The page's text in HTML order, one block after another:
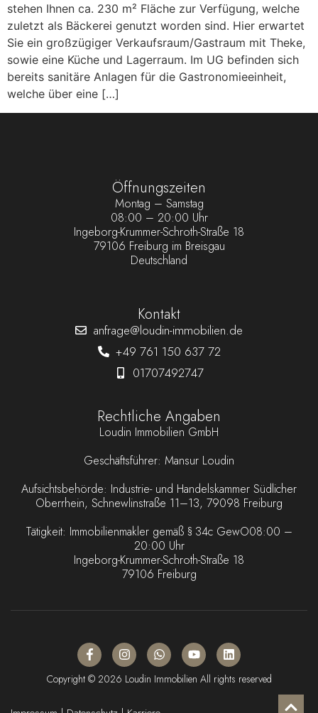
stehen Ihnen ca. 230 m² Fläche zur Verfügung, welche
zuletzt als Bäckerei genutzt worden sind. Hier erwartet
Sie ein großzügiger Verkaufsraum/Gastraum mit Theke,
sowie eine Küche und Lagerraum. Im UG befinden sich
bereits sanitäre Anlagen für die Gastronomieeinheit,
welche über eine […]
Öffnungszeiten
Montag – Samstag
08:00 – 20:00 Uhr
Ingeborg-Krummer-Schroth-Straße 18
79106 Freiburg im Breisgau
Deutschland
Kontakt
anfrage@loudin-immobilien.de
+49 761 150 637 72
01707492747
Rechtliche Angaben
Loudin Immobilien GmbH
Geschäftsführer: Mansur Loudin
Aufsichtsbehörde: Industrie- und Handelskammer Südlicher
Oberrhein, Schnewlinstraße 11–13, 79098 Freiburg
Tätigkeit: Immobilienmakler gemäß § 34c GewO08:00 –
20:00 Uhr
Ingeborg-Krummer-Schroth-Straße 18
79106 Freiburg
Copyright © 2026 Loudin Immobilien All rights reserved